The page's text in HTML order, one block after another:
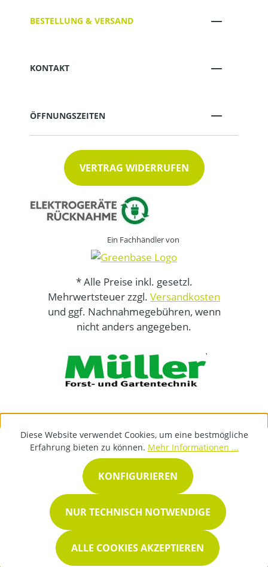
BESTELLUNG & VERSAND
KONTAKT
ÖFFNUNGSZEITEN
VERTRAG WIDERRUFEN
Ein Fachhändler von
* Alle Preise inkl. gesetzl.
Mehrwertsteuer zzgl. Versandkosten
und ggf. Nachnahmegebühren, wenn
nicht anders angegeben.
Diese Website verwendet Cookies, um eine bestmögliche
Erfahrung bieten zu können. Mehr Informationen ...
NUR TECHNISCH NOTWENDIGE
KONFIGURIEREN
ALLE COOKIES AKZEPTIEREN